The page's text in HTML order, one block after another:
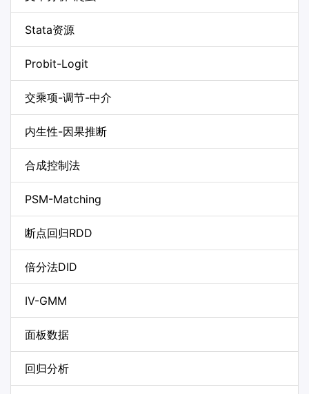
Stata资源
Probit-Logit
交乘项-调节-中介
内生性-因果推断
合成控制法
PSM-Matching
断点回归RDD
倍分法DID
IV-GMM
面板数据
回归分析